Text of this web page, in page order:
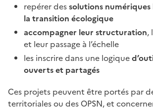
repérer dessolutions numériques
la transition écologique
accompagner leur structuration,
et leur passage à l’échelle
les inscrire dans une logique
ouverts et partagés
Ces projets peuvent être portés par
territoriales ou des OPSN, et